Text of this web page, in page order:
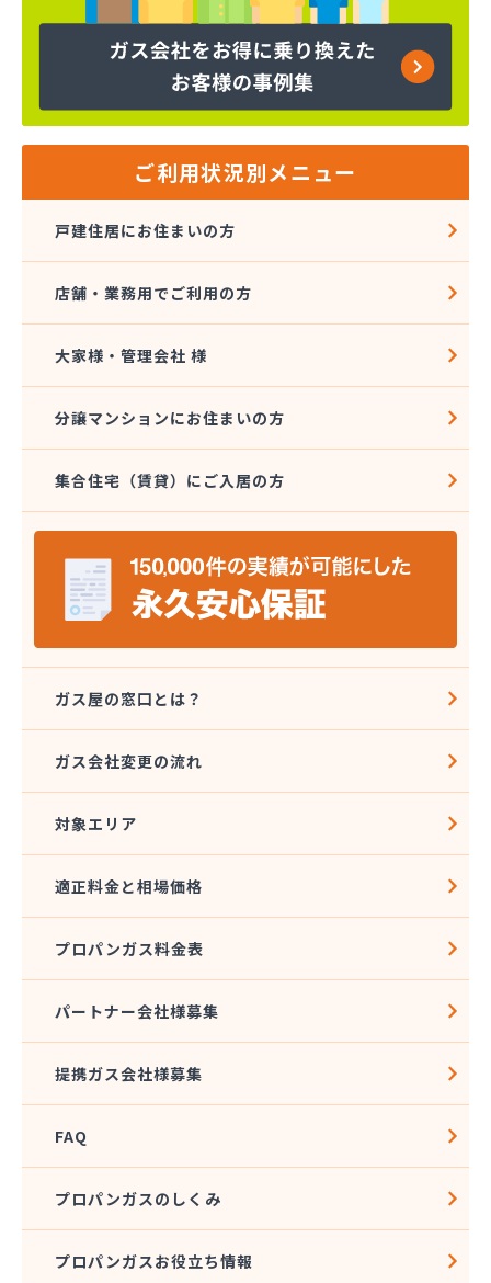
株式会社玉名商会
株式会社九州エネルギー協同管理
株式会社九州高圧容器検査所
株式会社熊本石油玉名充填所
株式会社古屋産業
株式会社城南ガス
株式会社人吉石油 本社・ガス部・人吉西給油所
株式会社翠松園G.G
株式会社竹本商会
株式会社島津商会
株式会社南九州マルヰガス
株式会社八代協同ガス配送センター
株式会社野田住宅産業
関本プロパン商店
岩崎プロパン
岩谷産業株式会社 エネルギー熊本支店
吉田屋商店
吉武産業株式会社
宮本利一プロパン店
橋口商店
玉名LPガス保安センター
玉名プロパン販売所
玉名団地プロパン株式会社
熊本ガス開発株式会社
熊本クミアイプロパン株式会社
熊本クミアイプロパン株式会社 城北配送センター
熊本県LPガス協会（一般社団法人）お客様相談所
熊本石油株式会社 Dr・Drive 健軍エコ・ステー
ション
熊本石油株式会社 Dr・Drive 清水エコ・ステー
熊本石油株式会社 春日オートガス・スタンド
ご利用状況別メニュー
戸建住居にお住まいの方
店舗・業務用でご利用の方
大家様・管理会社 様
分譲マンションにお住まいの方
集合住宅（賃貸）にご入居の方
ガス屋の窓口とは？
ガス会社変更の流れ
対象エリア
適正料金と相場価格
プロパンガス料金表
パートナー会社様募集
提携ガス会社様募集
FAQ
プロパンガスのしくみ
プロパンガスお役立ち情報